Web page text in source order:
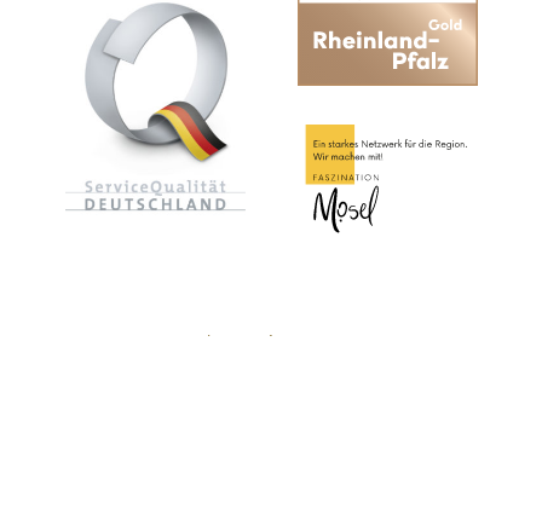
Ansprechpartner